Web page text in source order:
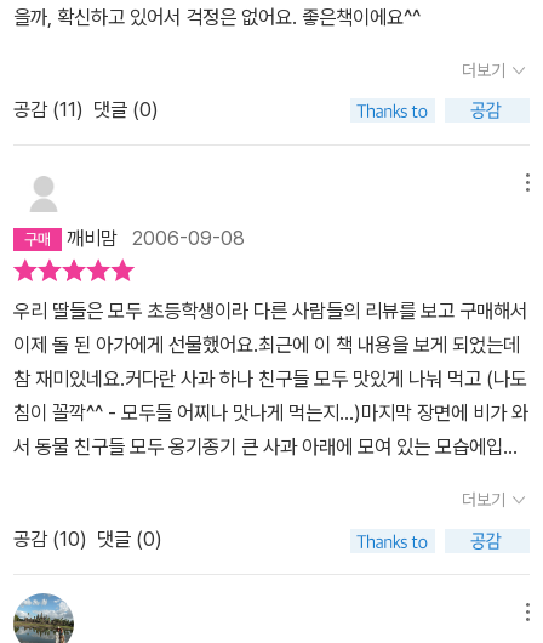
그림책들중 보드북이 따로 없어 난감했었던적이 많았다. 책을 읽히면
에 손이 베일까 조심스러워지는 마음은 부모라면 다 마찬가지라고 생
각한다. 책을 읽히는 것도 좋지만 아이의 안전은 그보다 더 중요할 것
이다. 아무튼 그유명한 베스트셀러인 '커다란 사과가 쿵!'의 예쁘고
앙증맞은 보드북을 아가들 곁에 두었더니 큰아이가 그것을 보고 이책
책은 동생들책이야! 너 사과가 쿵!책은 저기 책꽂이에 꽂혀 있는 저책
이야!'라고......녀석은 고개를 끄덕끄덕하더니 동생들을 보고서 '얘들
아! 니네들 책 여기 있다' 하면서 제법 오빠 티를 낸다. 오빠를 바라보
는 둘째들은 꼭 이렇게 말하는 것같다.'오빠! 이건 우리책이야. 넘보지
마!' 큰아이의 그림책들이 모두 갖춰져 있어 절약이 될 것이라 여겼더
니 그게 아닌 것같다. 보드북으로 나온 이책을 보고 있으니 말이다. 큰
아이가 볼책과 작은 아이들이 볼책은 다 따로 있는 것같다.
을까, 확신하고 있어서 걱정은 없어요. 좋은책이에요^^
더보기
공감 (11) 댓글 (0)
깨비맘 2006-09-08
우리 딸들은 모두 초등학생이라 다른 사람들의 리뷰를 보고 구매해서
이제 돌 된 아가에게 선물했어요.최근에 이 책 내용을 보게 되었는데
참 재미있네요.커다란 사과 하나 친구들 모두 맛있게 나눠 먹고 (나도
침이 꼴깍^^ - 모두들 어찌나 맛나게 먹는지...)마지막 장면에 비가 와
서 동물 친구들 모두 옹기종기 큰 사과 아래에 모여 있는 모습에입가
더보기
공감 (10) 댓글 (0)